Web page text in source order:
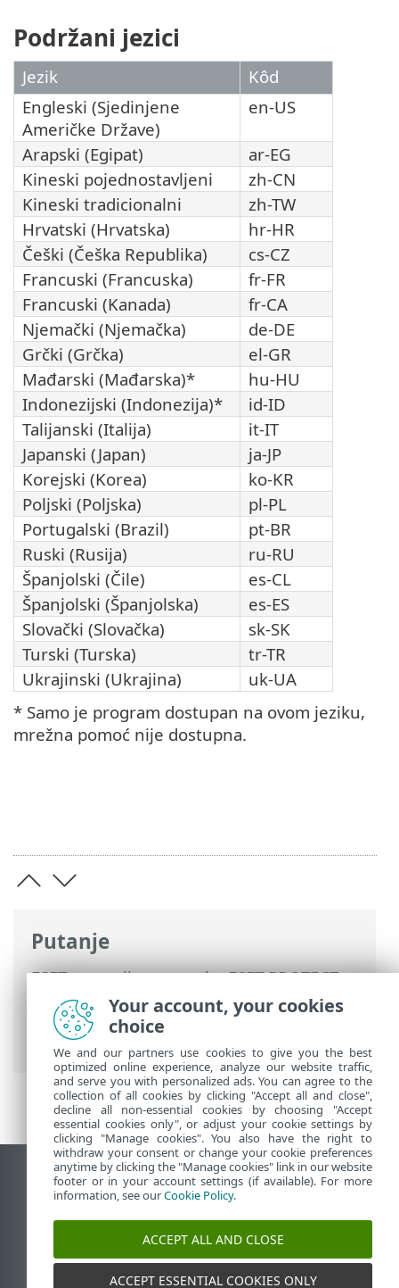
Putanje
ESET-ova online pomoć>ESET PROTECT
On-Prem
>Specifikacije> Podržani web
preglednici, ESET-ovi sigurnosni programi
i jezici
Podržani jezici
Jezik
Kôd
Engleski (Sjedinjene
Američke Države)
en-US
Arapski (Egipat)
ar-EG
Kineski pojednostavljeni
zh-CN
Kineski tradicionalni
zh-TW
Hrvatski (Hrvatska)
hr-HR
Češki (Češka Republika)
cs-CZ
Francuski (Francuska)
fr-FR
Francuski (Kanada)
fr-CA
Njemački (Njemačka)
de-DE
Grčki (Grčka)
el-GR
Mađarski (Mađarska)*
hu-HU
Indonezijski (Indonezija)*
id-ID
Talijanski (Italija)
it-IT
Japanski (Japan)
ja-JP
Korejski (Korea)
ko-KR
Poljski (Poljska)
pl-PL
Portugalski (Brazil)
pt-BR
Ruski (Rusija)
ru-RU
Španjolski (Čile)
es-CL
Španjolski (Španjolska)
es-ES
Slovački (Slovačka)
sk-SK
Turski (Turska)
tr-TR
Ukrajinski (Ukrajina)
uk-UA
* Samo je program dostupan na ovom jeziku,
mrežna pomoć nije dostupna.
Prikaži stranicu za radnu površinu
End of Life
ESET-ova baza znanja
ESET Status Portal
Your account, your cookies
choice
We and our partners use cookies to give you the best
optimized online experience, analyze our website traffic,
and serve you with personalized ads. You can agree to the
collection of all cookies by clicking "Accept all and close",
decline all non-essential cookies by choosing "Accept
essential cookies only", or adjust your cookie settings by
clicking "Manage cookies". You also have the right to
withdraw your consent or change your cookie preferences
anytime by clicking the "Manage cookies" link in our website
footer or in your account settings (if available). For more
information, see ourCookie Policy.
ACCEPT ALL AND CLOSE
ACCEPT ESSENTIAL COOKIES ONLY